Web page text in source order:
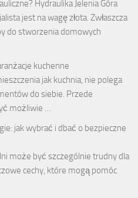
Hydraulika Jelenia Góra
jest na wagę złota. Zwłaszcza
do stworzenia domowych
kuchenne
jak kuchnia, nie polega
do siebie. Przede
możliwie …
jak wybrać i dbać o bezpieczne
może być szczególnie trudny dla
cechy, które mogą pomóc